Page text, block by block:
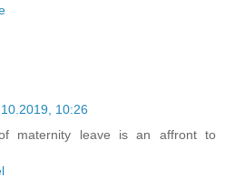
10:26
maternity leave is an affront to